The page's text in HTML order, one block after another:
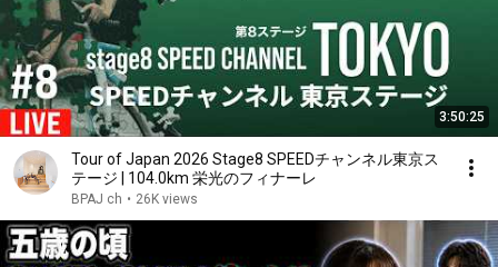
3:50:25
Tour of Japan 2026 Stage8 SPEEDチャンネル東京ス
テージ | 104.0km 栄光のフィナーレ
BPAJ ch • 26K views